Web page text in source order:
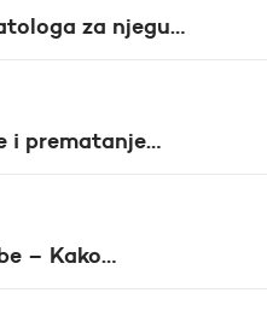
za njegu…
i prematanje…
– Kako…